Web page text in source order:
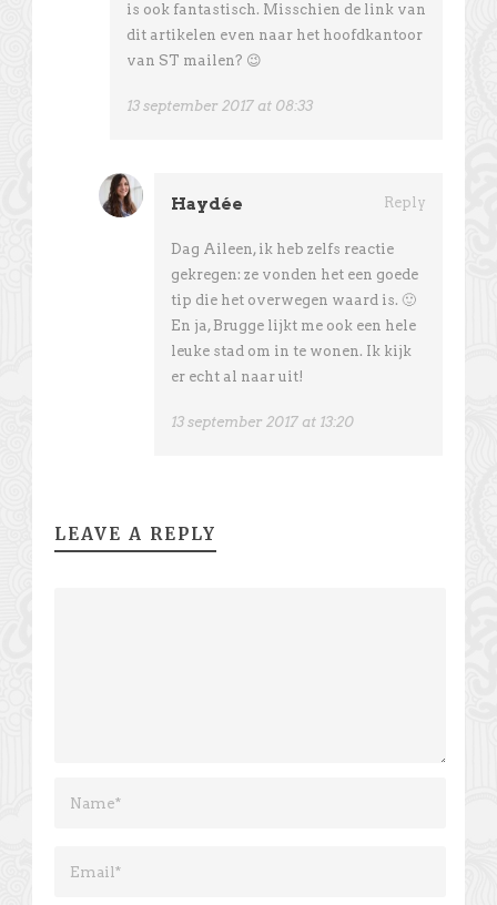
is ook fantastisch. Misschien de link van
dit artikelen even naar het hoofdkantoor
van ST mailen? 😉
13 september 2017 at 08:33
Haydée Reply
Dag Aileen, ik heb zelfs reactie
gekregen: ze vonden het een goede
tip die het overwegen waard is. 🙂
En ja, Brugge lijkt me ook een hele
leuke stad om in te wonen. Ik kijk
er echt al naar uit!
13 september 2017 at 13:20
LEAVE A REPLY